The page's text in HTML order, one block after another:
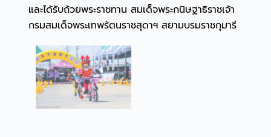
และได้รับถ้วยพระราชทาน สมเด็จพระกนิษฐาธิราชเจ้า
กรมสมเด็จพระเทพรัตนราชสุดาฯ สยามบรมราชกุมารี